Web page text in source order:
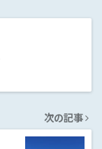
次の記事